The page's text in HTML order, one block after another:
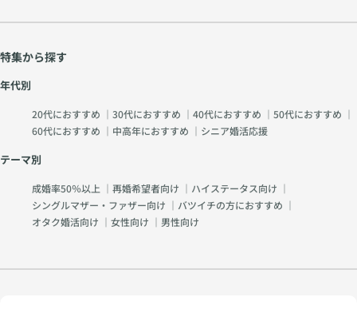
特集から探す
年代別
20代におすすめ ｜ 30代におすすめ ｜ 40代におすすめ ｜ 50代におすすめ ｜
60代におすすめ ｜ 中高年におすすめ ｜ シニア婚活応援
テーマ別
成婚率50％以上 ｜ 再婚希望者向け ｜ ハイステータス向け ｜
シングルマザー・ファザー向け ｜ バツイチの方におすすめ ｜
オタク婚活向け ｜ 女性向け ｜ 男性向け